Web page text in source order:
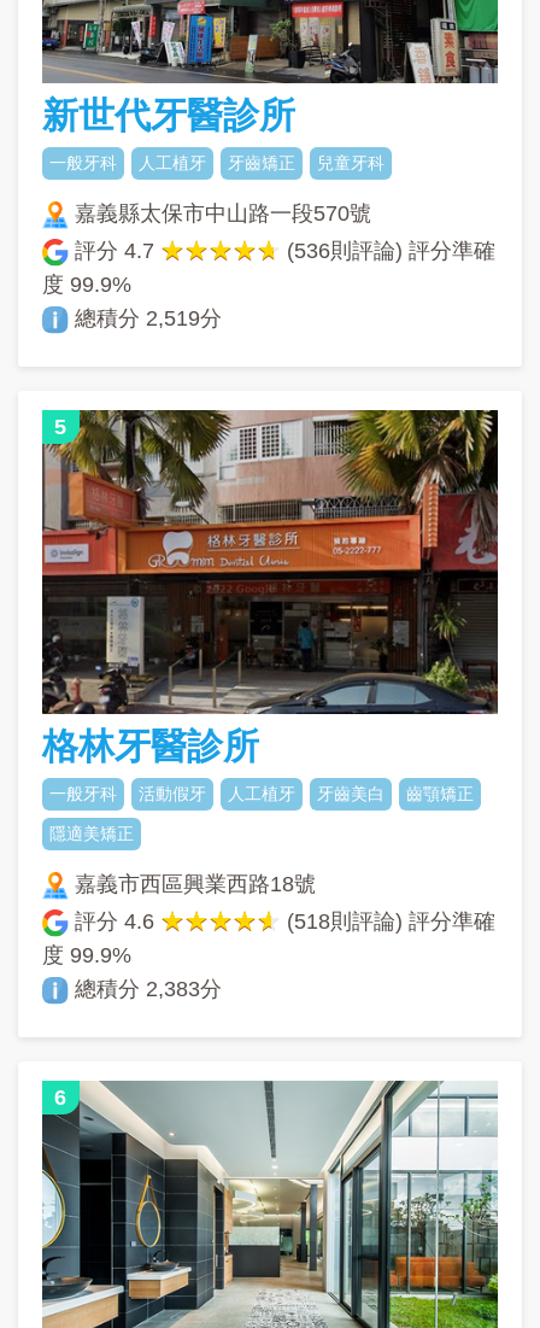
新世代牙醫診所
一般牙科 人工植牙 牙齒矯正 兒童牙科
嘉義縣太保市中山路一段570號
評分4.7
(536則評論) 評分準確
度 99.9%
總積分 2,519分
5
格林牙醫診所
一般牙科 活動假牙 人工植牙 牙齒美白 齒顎矯正
隱適美矯正
嘉義市西區興業西路18號
評分4.6
(518則評論) 評分準確
度 99.9%
總積分 2,383分
6